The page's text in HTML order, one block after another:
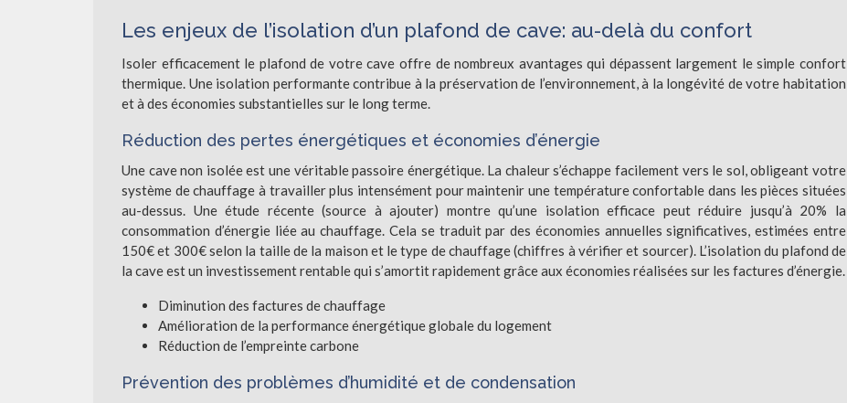
Les enjeux de l’isolation d’un plafond de cave: au-delà du confort
Isoler efficacement le plafond de votre cave offre de nombreux avantages qui dépassent largement le simple confort
thermique. Une isolation performante contribue à la préservation de l’environnement, à la longévité de votre habitation
et à des économies substantielles sur le long terme.
Réduction des pertes énergétiques et économies d’énergie
Une cave non isolée est une véritable passoire énergétique. La chaleur s’échappe facilement vers le sol, obligeant votre
système de chauffage à travailler plus intensément pour maintenir une température confortable dans les pièces situées
au-dessus. Une étude récente (source à ajouter) montre qu’une isolation efficace peut réduire jusqu’à 20% la
consommation d’énergie liée au chauffage. Cela se traduit par des économies annuelles significatives, estimées entre
150€ et 300€ selon la taille de la maison et le type de chauffage (chiffres à vérifier et sourcer). L’isolation du plafond de
la cave est un investissement rentable qui s’amortit rapidement grâce aux économies réalisées sur les factures d’énergie.
Diminution des factures de chauffage
Amélioration de la performance énergétique globale du logement
Réduction de l’empreinte carbone
Prévention des problèmes d’humidité et de condensation